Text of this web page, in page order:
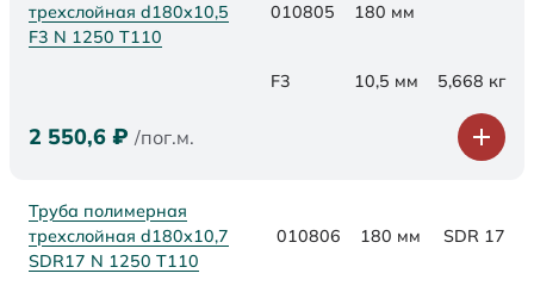
трехслойная d180x10,5
F3 N 1250 Т110
010805 180 мм
F3 10,5 мм 5,668 кг
2 550,6 ₽ /пог.м.
Труба полимерная
трехслойная d180x10,7
SDR17 N 1250 Т110
010806 180 мм SDR 17